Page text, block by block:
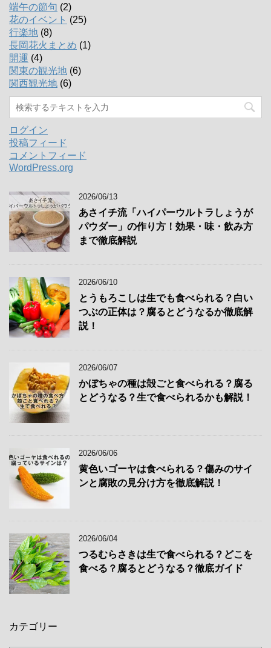
端午の節句 (2)
花のイベント (25)
行楽地 (8)
長岡花火まとめ (1)
開運 (4)
関東の観光地 (6)
関西観光地 (6)
ログイン
投稿フィード
コメントフィード
WordPress.org
2026/06/13
あさイチ流「ハイパーウルトラしょうが
パウダー」の作り方！効果・味・飲み方
まで徹底解説
2026/06/10
とうもろこしは生でも食べられる？白い
つぶの正体は？腐るとどうなるか徹底解
説！
2026/06/07
かぼちゃの種は殻ごと食べられる？腐る
とどうなる？生で食べられるかも解説！
2026/06/06
黄色いゴーヤは食べられる？傷みのサイ
ンと腐敗の見分け方を徹底解説！
2026/06/04
つるむらさきは生で食べられる？どこを
食べる？腐るとどうなる？徹底ガイド
カテゴリー